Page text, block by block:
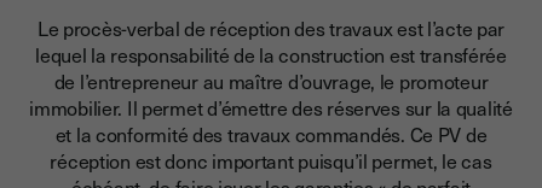
Le procès-verbal de réception des travaux est l’acte par
lequel la responsabilité de la construction est transférée
de l’entrepreneur au maître d’ouvrage, le promoteur
immobilier. Il permet d’émettre des réserves sur la qualité
et la conformité des travaux commandés. Ce PV de
réception est donc important puisqu’il permet, le cas